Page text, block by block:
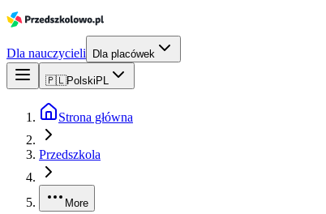
Dla nauczycieli Dla placówek
🇵🇱Polski PL
Strona główna
Przedszkola
More